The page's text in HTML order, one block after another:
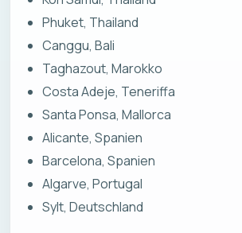
Phuket, Thailand
Canggu, Bali
Taghazout, Marokko
Costa Adeje, Teneriffa
Santa Ponsa, Mallorca
Alicante, Spanien
Barcelona, Spanien
Algarve, Portugal
Sylt, Deutschland